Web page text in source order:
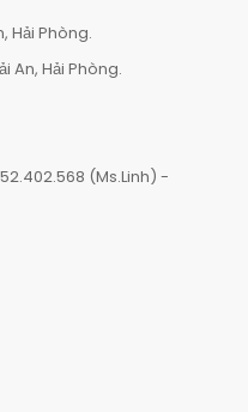
Hải Phòng.
An, Hải Phòng.
(Ms.Linh) -